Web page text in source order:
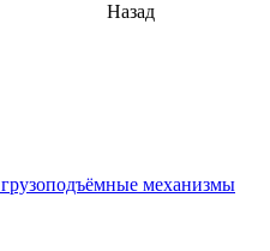
Назад
механизмы